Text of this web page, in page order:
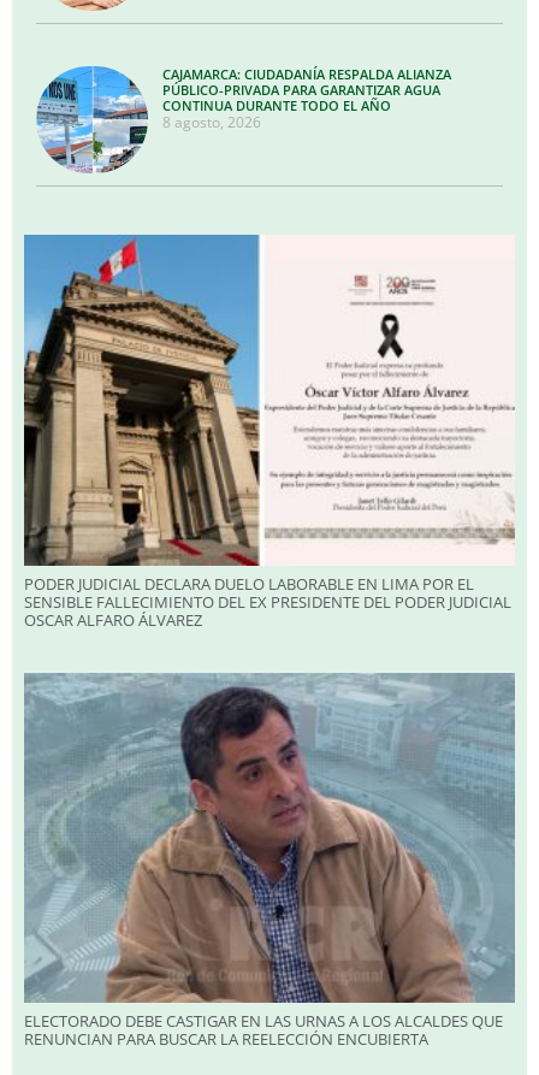
CAJAMARCA: CIUDADANÍA RESPALDA ALIANZA
PÚBLICO-PRIVADA PARA GARANTIZAR AGUA
CONTINUA DURANTE TODO EL AÑO
8 agosto, 2026
PODER JUDICIAL DECLARA DUELO LABORABLE EN LIMA POR EL
SENSIBLE FALLECIMIENTO DEL EX PRESIDENTE DEL PODER JUDICIAL
OSCAR ALFARO ÁLVAREZ
ELECTORADO DEBE CASTIGAR EN LAS URNAS A LOS ALCALDES QUE
RENUNCIAN PARA BUSCAR LA REELECCIÓN ENCUBIERTA